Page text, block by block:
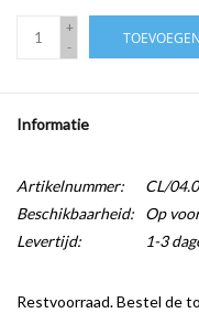
+
-
Informatie
Artikelnummer:
CL/
Beschikbaarheid:
Op
Levertijd:
1-3
Restvoorraad. Bestel de